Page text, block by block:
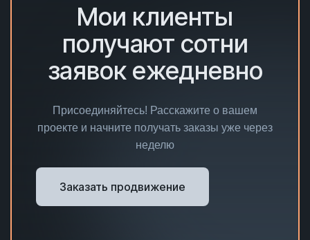
Мои клиенты
получают сотни
заявок ежедневно
Присоединяйтесь! Расскажите о вашем
проекте и начните получать заказы уже через
неделю
Заказать продвижение